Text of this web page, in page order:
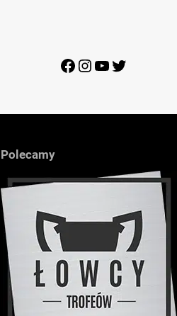
Facebook
Instagram
YouTube
Twitter
Polecamy